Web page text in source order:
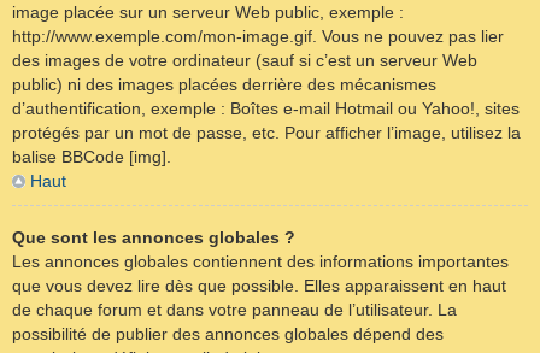
image placée sur un serveur Web public, exemple :
http://www.exemple.com/mon-image.gif. Vous ne pouvez pas lier
des images de votre ordinateur (sauf si c’est un serveur Web
public) ni des images placées derrière des mécanismes
d’authentification, exemple : Boîtes e-mail Hotmail ou Yahoo!, sites
protégés par un mot de passe, etc. Pour afficher l’image, utilisez la
balise BBCode [img].
Haut
Que sont les annonces globales ?
Les annonces globales contiennent des informations importantes
que vous devez lire dès que possible. Elles apparaissent en haut
de chaque forum et dans votre panneau de l’utilisateur. La
possibilité de publier des annonces globales dépend des